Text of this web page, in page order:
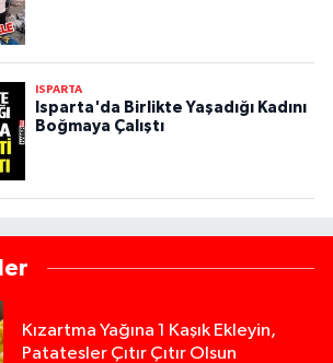
ISPARTA
Isparta'da Birlikte Yaşadığı Kadını
Boğmaya Çalıştı
Kızartma Yağına 1 Kaşık Ekleyin,
Patatesler Çıtır Çıtır Olsun